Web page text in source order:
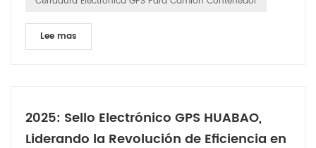
Lee mas
2025: Sello Electrónico GPS HUABAO,
Liderando la Revolución de Eficiencia en